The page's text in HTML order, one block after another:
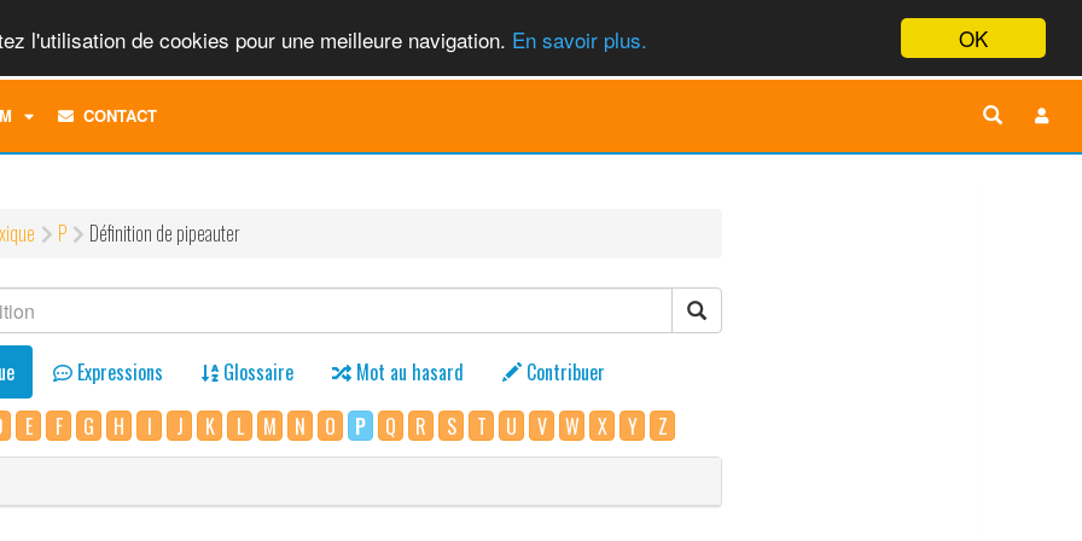
OK
l'utilisation de cookies pour une meilleure navigation. En savoir plus.
TOGGLECONTACT
P Définition de pipeauter
Expressions Glossaire Mot au hasard
Contribuer
E F G H I J K L M N O P Q R S T U V W X Y Z